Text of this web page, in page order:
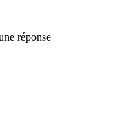
réponse